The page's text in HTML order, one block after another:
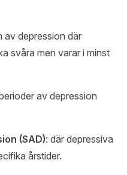
av depression där
svåra men varar i minst
av depression
(SAD): där depressiva
årstider.